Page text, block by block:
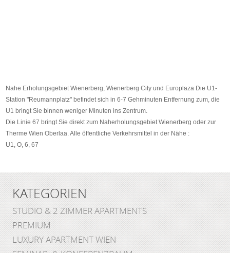
Nahe Erholungsgebiet Wienerberg, Wienerberg City und Europlaza Die U1-
Station "Reumannplatz" befindet sich in 6-7 Gehminuten Entfernung zum, die
U1 bringt Sie binnen weniger Minuten ins Zentrum.
Die Linie 67 bringt Sie direkt zum Naherholungsgebiet Wienerberg oder zur
Therme Wien Oberlaa. Alle öffentliche Verkehrsmittel in der Nähe :
U1, O, 6, 67
KATEGORIEN
STUDIO & 2 ZIMMER APARTMENTS
PREMIUM
LUXURY APARTMENT WIEN